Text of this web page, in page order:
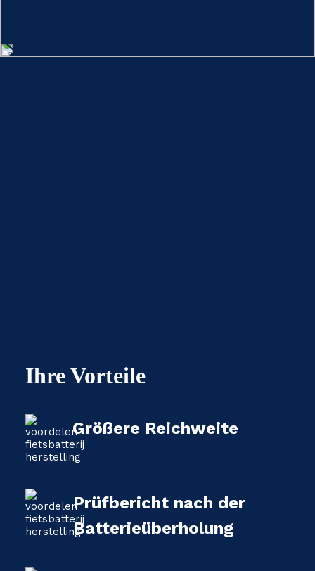
Ihre Vorteile
Größere Reichweite
Prüfbericht nach der
Batterieüberholung